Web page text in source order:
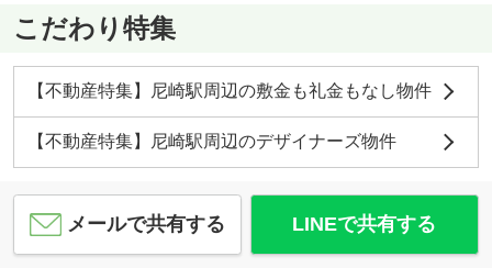
こだわり特集
【不動産特集】尼崎駅周辺の敷金も礼金もなし物件
【不動産特集】尼崎駅周辺のデザイナーズ物件
メールで共有する LINEで共有する